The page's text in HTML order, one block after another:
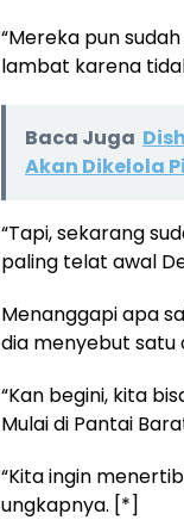
“Mereka pun
lambat karena
Baca Juga
Akan Dikelola
“Tapi, sekarang
paling telat awal
Menanggapi apa
dia menyebut
“Kan begini, kita
Mulai di Pantai
“Kita ingin
ungkapnya. [*]